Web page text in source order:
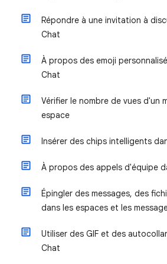
Répondre à une invitation à
Chat
À propos des emoji
Chat
Vérifier le nombre de vues d'un
espace
Insérer des chips intelligents
À propos des appels d'équipe
Épingler des messages, des
dans les espaces et les
Utiliser des GIF et des
Chat